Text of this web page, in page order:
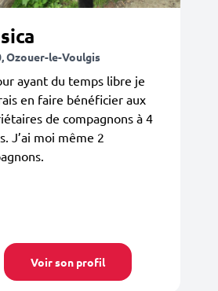
Ozouer-le-Voulgis
ayant du temps libre je
en faire bénéficier aux
de compagnons à 4
J’ai moi même 2
Voir son profil